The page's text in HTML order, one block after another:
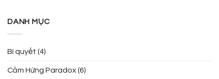
DANH MỤC
Bí quyết (4)
Cảm Hứng Paradox(6)